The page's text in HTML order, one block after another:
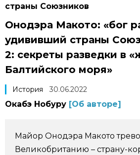
Путеводитель по Японии
Фото/Видео
Разделы
Люди
Политика
Популярные статьи
Японский калейдоскоп
страны Союзников
Онодэра Макото: «бог
удививший страны
2: секреты разведки в
Балтийского моря»
История 30.06.2022
Окабэ Нобуру [Об авторе]
Майор Онодэра Макото
Великобританию – страну-